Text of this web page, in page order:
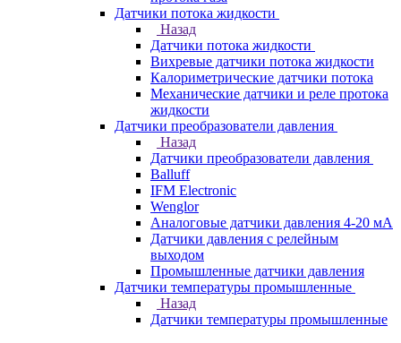
Датчики потока жидкости
Назад
Датчики потока жидкости
Вихревые датчики потока жидкости
Калориметрические датчики потока
Механические датчики и реле протока
жидкости
Датчики преобразователи давления
Назад
Датчики преобразователи давления
Balluff
IFM Electronic
Wenglor
Аналоговые датчики давления 4-20 мА
Датчики давления с релейным
выходом
Промышленные датчики давления
Датчики температуры промышленные
Назад
Датчики температуры промышленные